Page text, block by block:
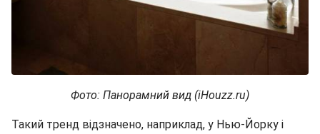
Фото: Панорамний вид (iHouzz.ru)
Такий тренд відзначено, наприклад, у Нью-Йорку і